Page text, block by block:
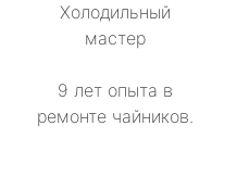
Холодильный
мастер
9 лет опыта в
ремонте чайников.